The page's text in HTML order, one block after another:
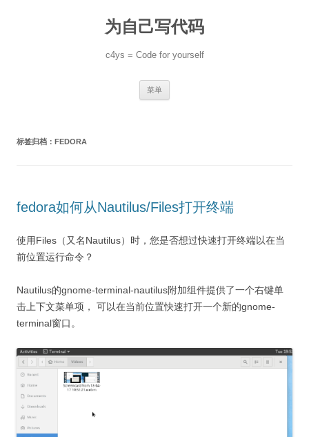
为自己写代码
c4ys = Code for yourself
菜单
标签归档： FEDORA
fedora如何从Nautilus/Files打开终端
使用Files（又名Nautilus）时，您是否想过快速打开终端以在当
前位置运行命令？
Nautilus的gnome-terminal-nautilus附加组件提供了一个右键单
击上下文菜单项， 可以在当前位置快速打开一个新的gnome-
terminal窗口。